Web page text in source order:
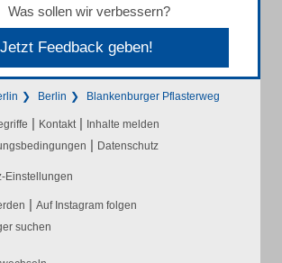
Was sollen wir verbessern?
Jetzt Feedback geben!
Berlin Blankenburger Pflasterweg
| Kontakt | Inhalte melden
| Datenschutz
Einstellungen
| Auf Instagram folgen
suchen